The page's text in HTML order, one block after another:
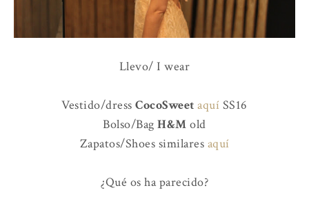
Llevo/ I wear
Vestido/dressCocoSweet aquí SS16
Bolso/BagH&M old
Zapatos/Shoes similares aquí
¿Qué os ha parecido?